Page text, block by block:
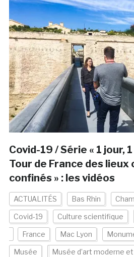
Covid-19 / Série « 1 jour,
Tour de France des lieux
confinés » : les vidéos
ACTUALITÉS Bas Rhin
Covid-19 Culture scientifique
France Mac Lyon
Musée Musée d’art moderne